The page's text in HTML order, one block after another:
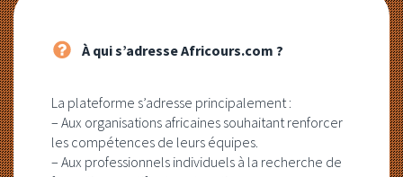
À qui s’adresse Africours.com ?
La plateforme s’adresse principalement :
– Aux organisations africaines souhaitant renforcer
les compétences de leurs équipes.
– Aux professionnels individuels à la recherche de